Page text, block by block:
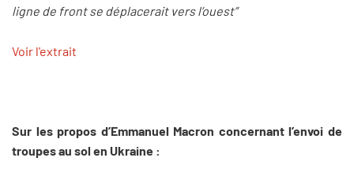
ligne de front se déplacerait vers l’ouest”
Voir l'extrait
Sur les propos d’Emmanuel Macron concernant l’envoi de
troupes au sol en Ukraine :